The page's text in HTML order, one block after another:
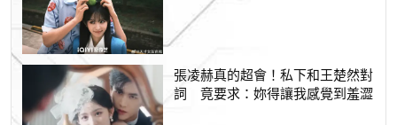
張凌赫真的超會！私下和王楚然對
詞 竟要求：妳得讓我感覺到羞澀